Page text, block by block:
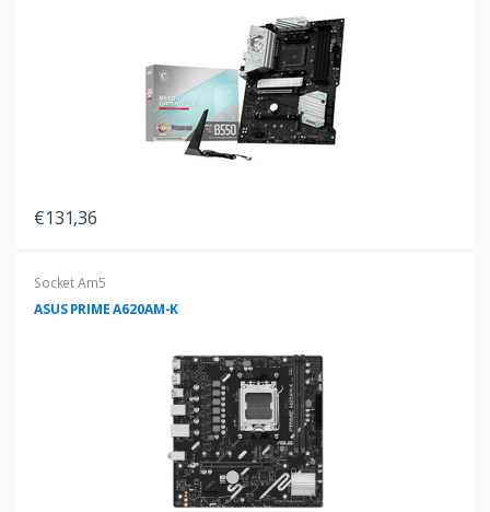
€131,36
Socket Am5
ASUS PRIME A620AM-K